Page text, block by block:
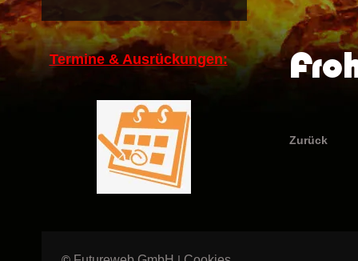
Termine & Ausrückungen:
Zurück